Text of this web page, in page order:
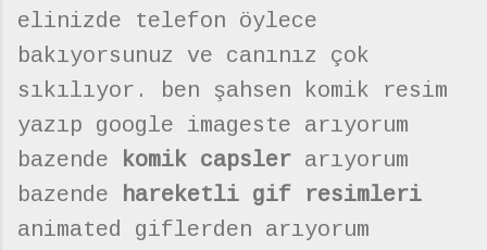
elinizde telefon öylece
bakıyorsunuz ve canınız çok
sıkılıyor. ben şahsen komik resim
yazıp google imageste arıyorum
bazende
komik capsler arıyorum
bazende
hareketli gif resimleri
animated giflerden arıyorum